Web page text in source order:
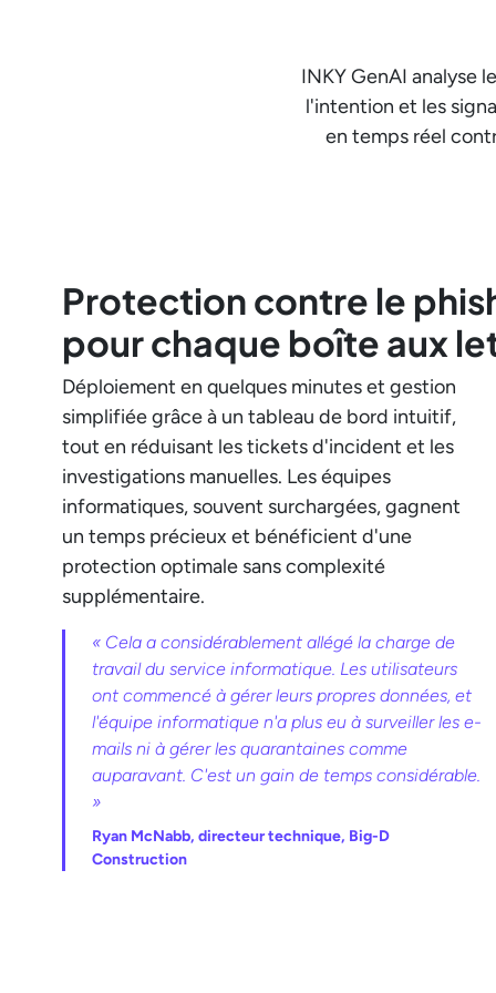
INKY GenAI analyse
l'intention et les
en temps réel
Protection contre le
pour chaque boîte aux
Déploiement en quelques minutes et gestion
simplifiée grâce à un tableau de bord intuitif,
tout en réduisant les tickets d'incident et les
investigations manuelles. Les équipes
informatiques, souvent surchargées, gagnent
un temps précieux et bénéficient d'une
protection optimale sans complexité
supplémentaire.
« Cela a considérablement allégé la charge de
travail du service informatique. Les utilisateurs
ont commencé à gérer leurs propres données, et
l'équipe informatique n'a plus eu à surveiller les e-
mails ni à gérer les quarantaines comme
auparavant. C'est un gain de temps considérable.
»
Ryan McNabb, directeur technique, Big-D
Construction